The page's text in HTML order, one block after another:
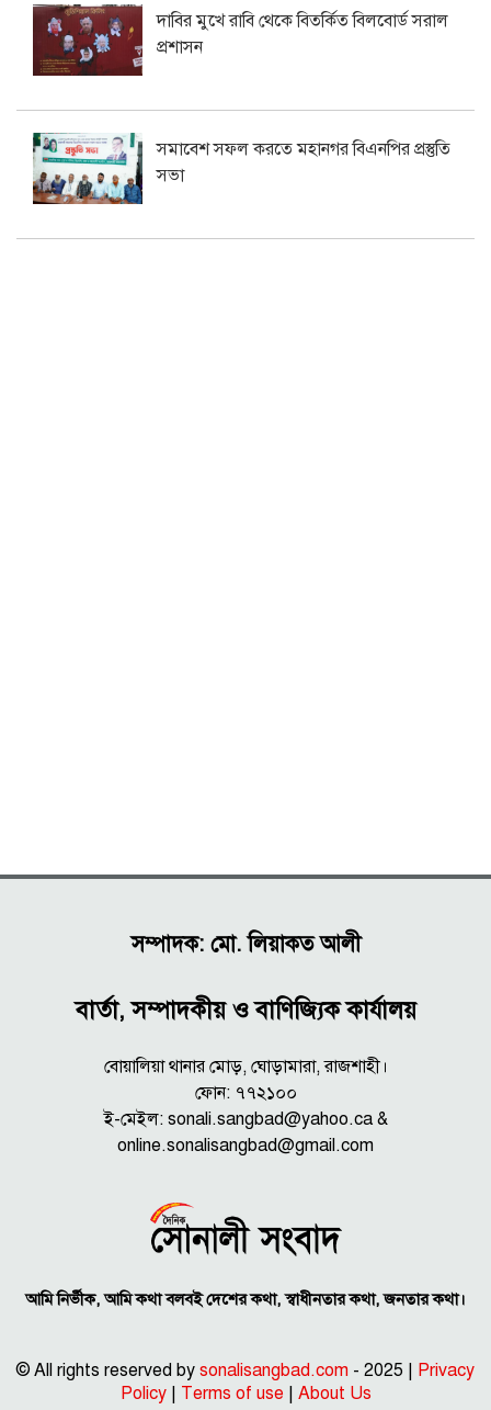
দাবির মুখে রাবি থেকে বিতর্কিত বিলবোর্ড সরাল
প্রশাসন
সমাবেশ সফল করতে মহানগর বিএনপির প্রস্তুতি
সভা
সম্পাদক: মো. লিয়াকত আলী
বার্তা, সম্পাদকীয় ও বাণিজ্যিক কার্যালয়
বোয়ালিয়া থানার মোড়, ঘোড়ামারা, রাজশাহী।
ফোন: ৭৭২১০০
ই-মেইল: sonali.sangbad@yahoo.ca &
online.sonalisangbad@gmail.com
আমি নির্ভীক, আমি কথা বলবই দেশের কথা, স্বাধীনতার কথা, জনতার কথা।
© All rights reserved by sonalisangbad.com - 2025 | Privacy
Policy| Terms of use About Us